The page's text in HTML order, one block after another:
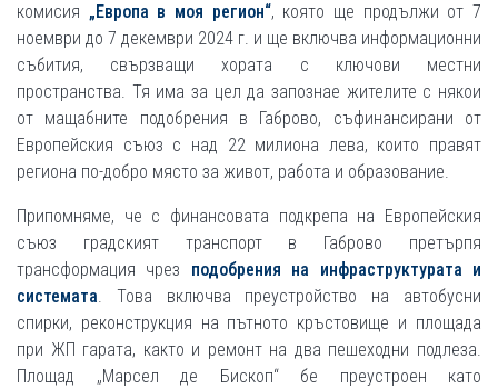
комисия „Европа в моя регион“, която ще продължи от 7
ноември до 7 декември 2024 г. и ще включва информационни
събития, свързващи хората с ключови местни
пространства. Тя има за цел да запознае жителите с някои
от мащабните подобрения в Габрово, съфинансирани от
Европейския съюз с над 22 милиона лева, които правят
региона по-добро място за живот, работа и образование.
Припомняме, че с финансовата подкрепа на Европейския
съюз градският транспорт в Габрово претърпя
трансформация чрез подобрения на инфраструктурата и
системата. Това включва преустройство на автобусни
спирки, реконструкция на пътното кръстовище и площада
при ЖП гарата, както и ремонт на два пешеходни подлеза.
Площад „Марсел де Бископ“ бе преустроен като